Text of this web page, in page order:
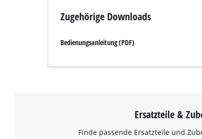
Zugehörige Downloads
Bedienungsanleitung (PDF)
Ersatzteile &
Finde passende Ersatzteile und